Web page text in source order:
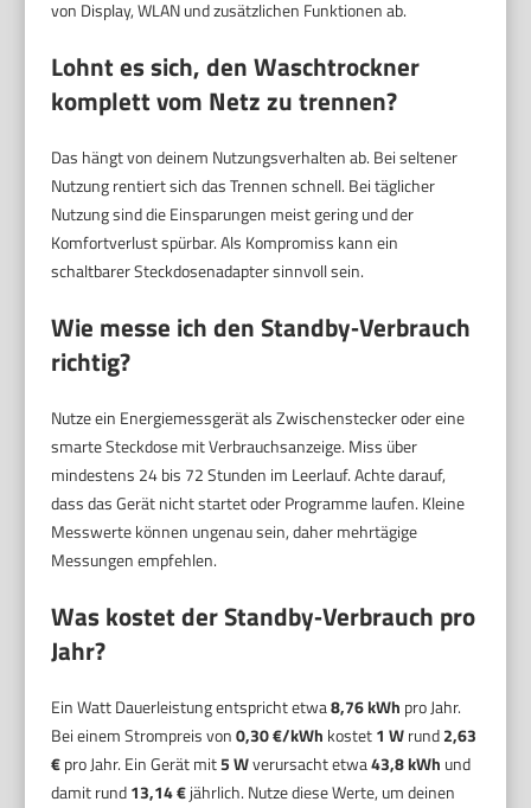
von Display, WLAN und zusätzlichen Funktionen ab.
Lohnt es sich, den Waschtrockner
komplett vom Netz zu trennen?
Das hängt von deinem Nutzungsverhalten ab. Bei seltener
Nutzung rentiert sich das Trennen schnell. Bei täglicher
Nutzung sind die Einsparungen meist gering und der
Komfortverlust spürbar. Als Kompromiss kann ein
schaltbarer Steckdosenadapter sinnvoll sein.
Wie messe ich den Standby‑Verbrauch
richtig?
Nutze ein Energiemessgerät als Zwischenstecker oder eine
smarte Steckdose mit Verbrauchsanzeige. Miss über
mindestens 24 bis 72 Stunden im Leerlauf. Achte darauf,
dass das Gerät nicht startet oder Programme laufen. Kleine
Messwerte können ungenau sein, daher mehrtägige
Messungen empfehlen.
Was kostet der Standby‑Verbrauch pro
Jahr?
Ein Watt Dauerleistung entspricht etwa8,76 kWh pro Jahr.
Bei einem Strompreis von0,30 €/kWh kostet1 Wrund2,63
€pro Jahr. Ein Gerät mit5 Wverursacht etwa43,8 kWh und
damit rund13,14 €jährlich. Nutze diese Werte, um deinen